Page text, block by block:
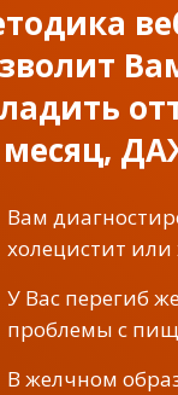
месяц,
Вам
холецистит или
У Вас перегиб
проблемы с
В желчном